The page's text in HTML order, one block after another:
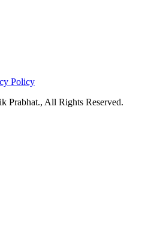
Policy
Prabhat., All Rights Reserved.